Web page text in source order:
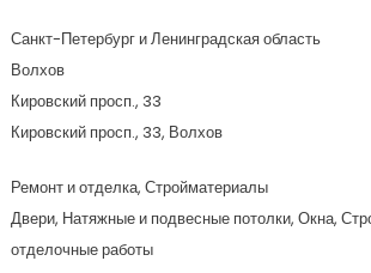
Санкт-Петербург и Ленинградская область
Волхов
Кировский просп., 33
Кировский просп., 33, Волхов
Ремонт и отделка, Стройматериалы
Двери, Натяжные и подвесные потолки, Окна,
отделочные работы